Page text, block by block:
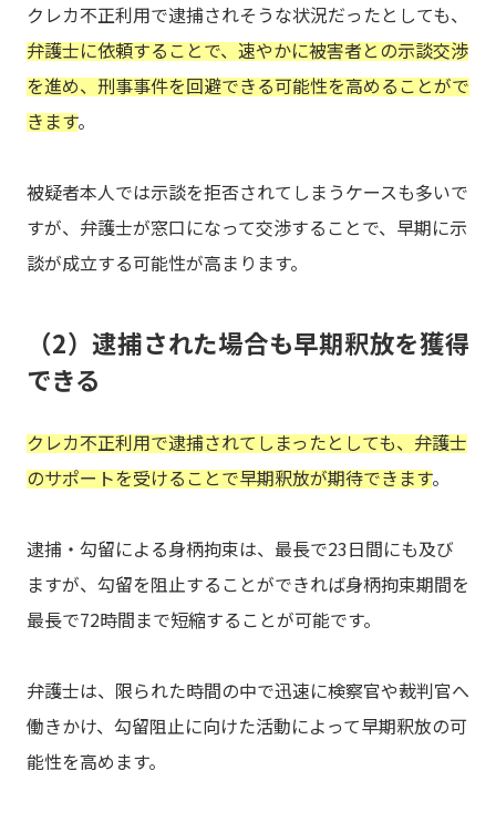
クレカ不正利用で逮捕されそうな状況だったとしても、
弁護士に依頼することで、速やかに被害者との示談交渉
を進め、刑事事件を回避できる可能性を高めることがで
きます。
被疑者本人では示談を拒否されてしまうケースも多いで
すが、弁護士が窓口になって交渉することで、早期に示
談が成立する可能性が高まります。
（2）逮捕された場合も早期釈放を獲得
できる
クレカ不正利用で逮捕されてしまったとしても、弁護士
のサポートを受けることで早期釈放が期待できます。
逮捕・勾留による身柄拘束は、最長で23日間にも及び
ますが、勾留を阻止することができれば身柄拘束期間を
最長で72時間まで短縮することが可能です。
弁護士は、限られた時間の中で迅速に検察官や裁判官へ
働きかけ、勾留阻止に向けた活動によって早期釈放の可
能性を高めます。